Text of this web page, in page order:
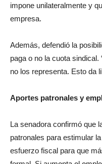
impone unilateralmente y
empresa.
Además, defendió la
paga o no la cuota
no los representa. Esto da
Aportes patronales y
La senadora confirmó que
patronales para estimular
esfuerzo fiscal para que